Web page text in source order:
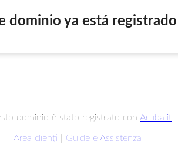
dominio ya está registrado
dominio è stato registrato con Aruba.it
Area clienti Guide e Assistenza